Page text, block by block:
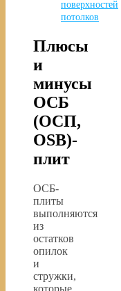
поверхностей
потолков
Плюсы
и
минусы
ОСБ
(ОСП,
OSB)-
плит
ОСБ-
плиты
выполняются
из
остатков
опилок
и
стружки,
которые